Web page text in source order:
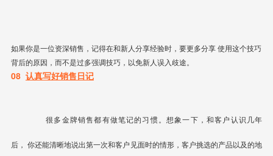
如果你是一位资深销售，记得在和新人分享经验时，要更多分享使用这个技巧
背后的原因 ，而不是过多强调技巧，以免新人误入歧途。
08 认真写好销售日记
很多金牌销售都有做笔记的习惯。想象一下，和客户认识几年
后，你还能清晰地说出第一次和客户见面时的情形，客户挑选的产品以及的地